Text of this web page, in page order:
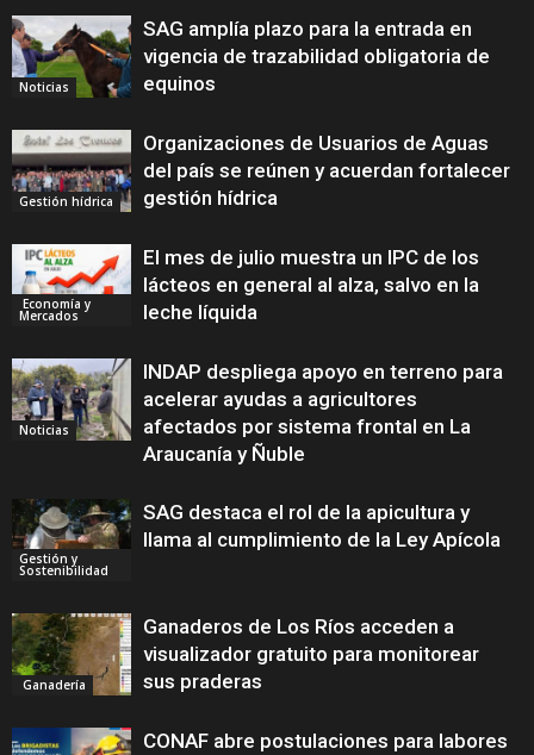
Noticias
SAG amplía plazo para la entrada en
vigencia de trazabilidad obligatoria de
equinos
Gestión hídrica
Organizaciones de Usuarios de Aguas
del país se reúnen y acuerdan fortalecer
gestión hídrica
Economía y
Mercados
El mes de julio muestra un IPC de los
lácteos en general al alza, salvo en la
leche líquida
Noticias
INDAP despliega apoyo en terreno para
acelerar ayudas a agricultores
afectados por sistema frontal en La
Araucanía y Ñuble
Gestión y
Sostenibilidad
SAG destaca el rol de la apicultura y
llama al cumplimiento de la Ley Apícola
Ganadería
Ganaderos de Los Ríos acceden a
visualizador gratuito para monitorear
sus praderas
CONAF abre postulaciones para labores